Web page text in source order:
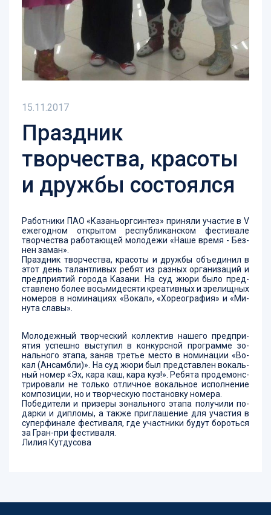
15.11.2017
Праздник
творчества, красоты
и дружбы состоялся
Ра­бот­ни­ки ПАО «Ка­зань­ор­гсин­тез» при­ня­ли учас­тие в V
еже­год­ном от­кры­том рес­пуб­ли­кан­ском фес­ти­ва­ле
твор­чес­тва ра­бо­та­ющей мо­ло­де­жи «На­ше вре­мя - Без­
нен за­ман».
Праз­дник твор­чес­тва, кра­со­ты и друж­бы объ­еди­нил в
этот день та­лан­тли­вых ре­бят из раз­ных ор­га­ни­за­ций и
пред­при­ятий го­ро­да Ка­за­ни. На суд жю­ри бы­ло пред­
став­ле­но бо­лее вось­ми­де­ся­ти кре­атив­ных и зре­лищ­ных
но­ме­ров в но­ми­на­ци­ях «Во­кал», «Хо­ре­ог­ра­фия» и «Ми­
ну­та сла­вы».
Мо­ло­деж­ный твор­чес­кий кол­лек­тив на­ше­го пред­при­
ятия ус­пеш­но выс­ту­пил в кон­кур­сной прог­рам­ме зо­
наль­но­го эта­па, за­няв третье мес­то в но­ми­на­ции «Во­
кал (Ан­сам­бли)». На суд жю­ри был пред­став­лен во­каль­
ный но­мер «Эх, ка­ра каш, ка­ра куз!». Ре­бя­та про­де­монс­
три­ро­ва­ли не толь­ко от­лич­ное во­каль­ное ис­пол­не­ние
ком­по­зи­ции, но и твор­чес­кую пос­та­нов­ку но­ме­ра.
По­бе­ди­те­ли и при­зе­ры зо­наль­но­го эта­па по­лу­чи­ли по­
дар­ки и дип­ло­мы, а так­же приг­ла­ше­ние для учас­тия в
су­пер­фи­на­ле фес­ти­ва­ля, где учас­тни­ки бу­дут бо­роть­ся
за Гран-при фес­ти­ва­ля.
Ли­лия Кут­ду­со­ва